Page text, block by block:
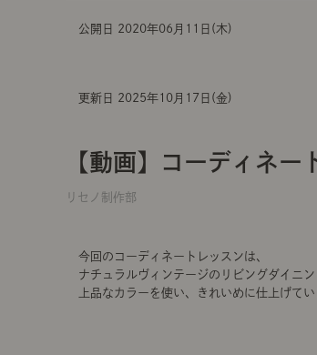
公開日 2020年06月11日(木)
更新日 2025年10月17日(金)
【動画】コーディネ
リセノ制作部
今回のコーディネートレッスンは、
ナチュラルヴィンテージのリビングダイニン
上品なカラーを使い、きれいめに仕上げてい